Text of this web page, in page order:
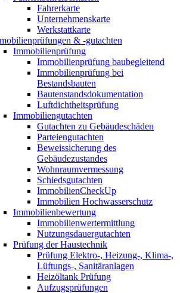
Fahrerkarte
Unternehmenskarte
Werkstattkarte
& -gutachten
Immobilienprüfung
Immobilienprüfung baubegleitend
Immobilienprüfung bei
Bestandsbauten
Bautenstandsdokumentation
Luftdichtheitsprüfung
Immobiliengutachten
Gutachten zu Gebäudeschäden
Parteiengutachten
Beweissicherung des
Gebäudezustandes
Wohnraumvermessung
Schiedsgutachten
ImmobilienCheckUp
Immobilien Hochwasserschutz
Immobilienbewertung
Immobilienwertermittlung
Nutzungsdauergutachten
Prüfung der Haustechnik
Prüfung Elektro-, Heizung-, Klima-,
Lüftungs-, Sanitäranlagen
Heizöltank Prüfung
Aufzugsprüfungen